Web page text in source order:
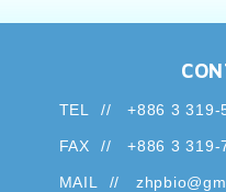
TEL +886 3 319-
FAX +886 3 319-
MAIL